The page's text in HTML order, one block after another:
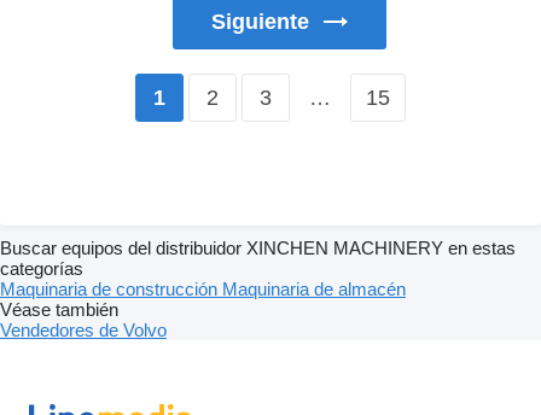
Siguiente
1 2 3 … 15
Buscar equipos del distribuidor XINCHEN MACHINERY en estas
categorías
Maquinaria de construcción Maquinaria de almacén
Véase también
Vendedores de Volvo